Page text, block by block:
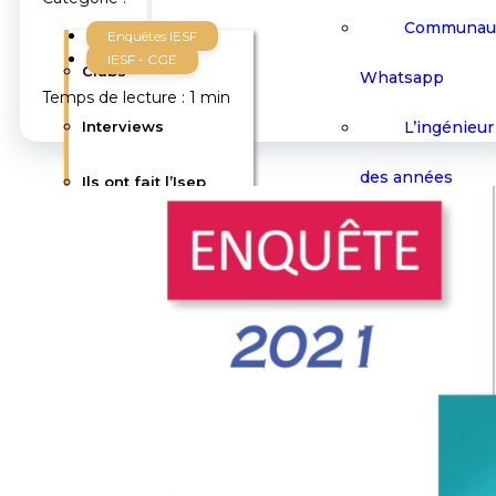
Clubs
Interviews
Ils ont fait l’Isep
Paroles d’Alumni
Whatsapp
des années
Événements
Afterworks
Barbecues
Salons &
Enquêtes IESF
IESF - CGE
Temps de lecture : 1 min